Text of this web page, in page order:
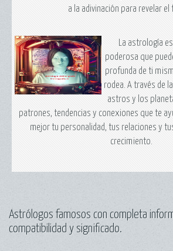
a la adivinación para revelar el
La astrología
poderosa que
profunda de ti
rodea. A través de
astros y los
patrones, tendencias y conexiones que te
mejor tu personalidad, tus relaciones y
crecimiento.
Astrólogos famosos con completa
compatibilidad y significado.